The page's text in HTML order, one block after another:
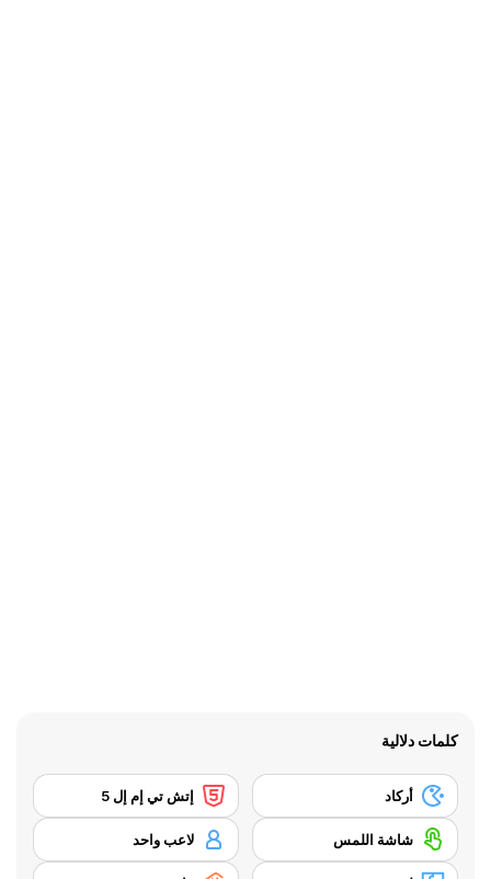
كلمات دلالية
أركاد إتش تي إم إل 5
شاشة اللمس لاعب واحد